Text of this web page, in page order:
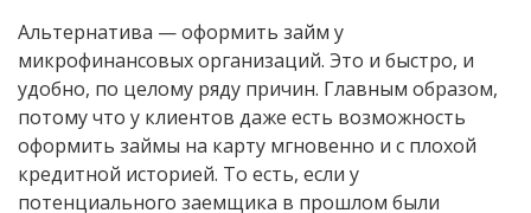
Альтернатива — оформить займ у
микрофинансовых организаций. Это и быстро, и
удобно, по целому ряду причин. Главным образом,
потому что у клиентов даже есть возможность
оформить займы на карту мгновенно и с плохой
кредитной историей. То есть, если у
потенциального заемщика в прошлом были